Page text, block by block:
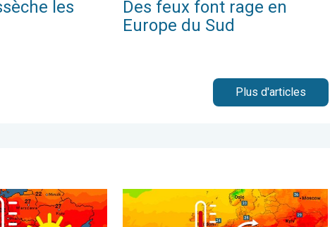
les
Des feux font rage en
Europe du Sud
Plus d'articles
. . samedi 13 juin 2026
en France. Des centaines de records. . . vendredi 26 juin
Une vague de chaleur exceptionnelle